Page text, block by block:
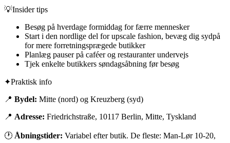
💡Insider tips
Besøg på hverdage formiddag for færre mennesker
Start i den nordlige del for upscale fashion, bevæg dig sydpå
for mere forretningsprægede butikker
Planlæg pauser på caféer og restauranter undervejs
Tjek enkelte butikkers søndagsåbning før besøg
✦Praktisk info
📍 Bydel: Mitte (nord) og Kreuzberg (syd)
📍 Adresse: Friedrichstraße, 10117 Berlin, Mitte, Tyskland
🕐 Åbningstider: Variabel efter butik. De fleste: Man-Lør 10-20,